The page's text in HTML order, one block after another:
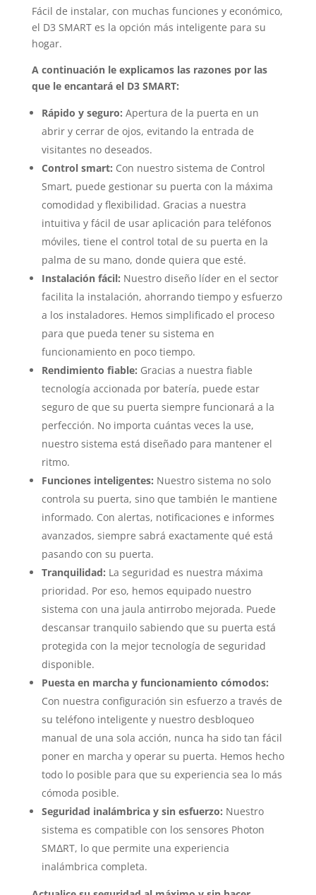
Fácil de instalar, con muchas funciones y económico,
el D3 SMART es la opción más inteligente para su
hogar.
A continuación le explicamos las razones por las
que le encantará el D3 SMART:
Rápido y seguro: Apertura de la puerta en un
abrir y cerrar de ojos, evitando la entrada de
visitantes no deseados.
Control smart: Con nuestro sistema de Control
Smart, puede gestionar su puerta con la máxima
comodidad y flexibilidad. Gracias a nuestra
intuitiva y fácil de usar aplicación para teléfonos
móviles, tiene el control total de su puerta en la
palma de su mano, donde quiera que esté.
Instalación fácil: Nuestro diseño líder en el sector
facilita la instalación, ahorrando tiempo y esfuerzo
a los instaladores. Hemos simplificado el proceso
para que pueda tener su sistema en
funcionamiento en poco tiempo.
Rendimiento fiable: Gracias a nuestra fiable
tecnología accionada por batería, puede estar
seguro de que su puerta siempre funcionará a la
perfección. No importa cuántas veces la use,
nuestro sistema está diseñado para mantener el
ritmo.
Funciones inteligentes: Nuestro sistema no solo
controla su puerta, sino que también le mantiene
informado. Con alertas, notificaciones e informes
avanzados, siempre sabrá exactamente qué está
pasando con su puerta.
Tranquilidad: La seguridad es nuestra máxima
prioridad. Por eso, hemos equipado nuestro
sistema con una jaula antirrobo mejorada. Puede
descansar tranquilo sabiendo que su puerta está
protegida con la mejor tecnología de seguridad
disponible.
Puesta en marcha y funcionamiento cómodos:
Con nuestra configuración sin esfuerzo a través de
su teléfono inteligente y nuestro desbloqueo
manual de una sola acción, nunca ha sido tan fácil
poner en marcha y operar su puerta. Hemos hecho
todo lo posible para que su experiencia sea lo más
cómoda posible.
Seguridad inalámbrica y sin esfuerzo: Nuestro
sistema es compatible con los sensores Photon
SMΔRT, lo que permite una experiencia
inalámbrica completa.